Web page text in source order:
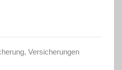
, Versicherungen